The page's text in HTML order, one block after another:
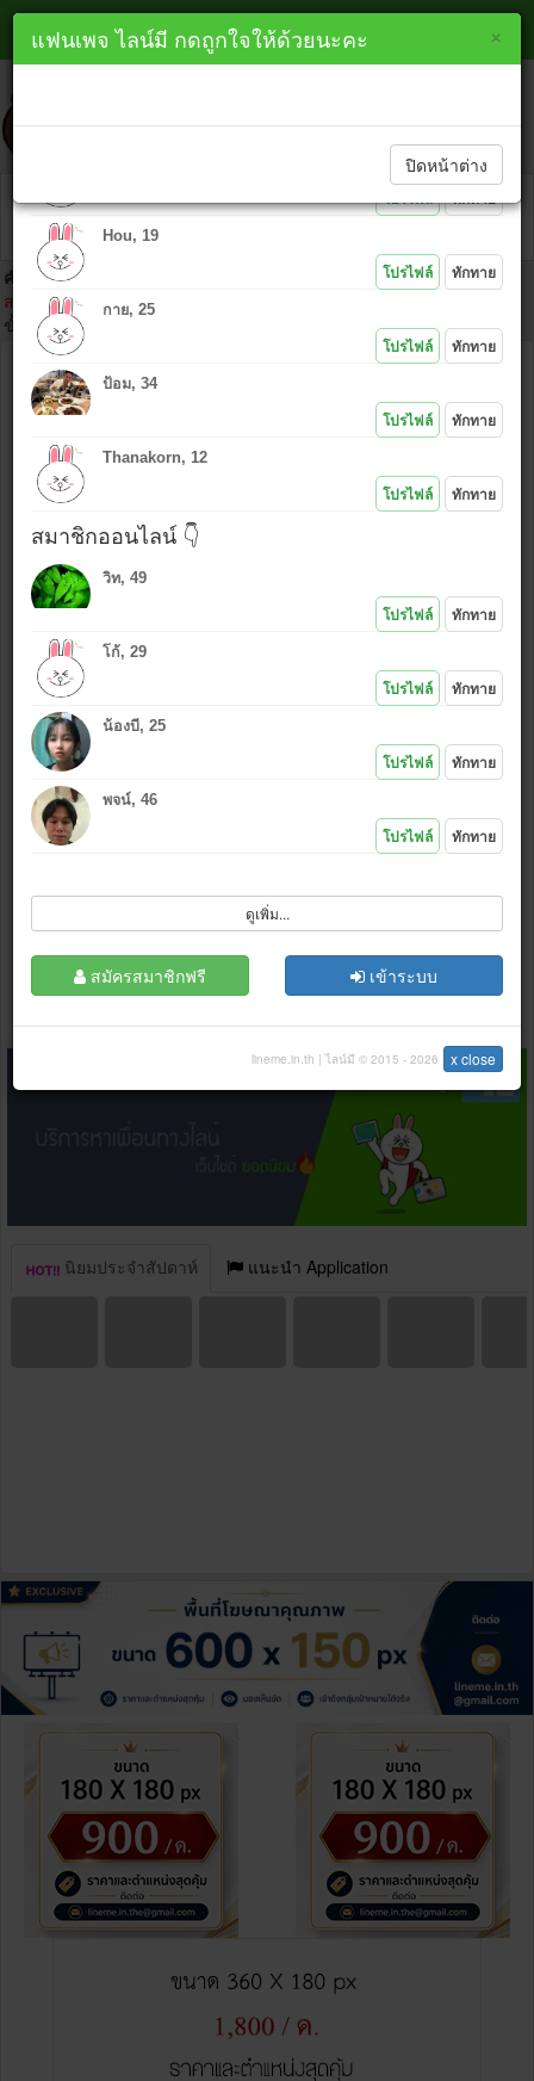
หาเพื่อนไลน์ พิจิตร line
คำเตือน : ห้ามนำไอดีคนอื่นมาโพสต์โดยเด็ดขาด เพราะ IP ที่ท่านโพสต์
สามารถตามตัวได้ และถ้าเกิดเรื่องมาต้องยอมรับในการกระทำของตัวเอง
ขั้นตอนคลิก
ชื่อ :
ไอดีไลน์ :
ข้อความ :
ใช้รูปเดียวกันกับที่โพสต์ล่าสุด
ใช้รูปใหม่ (เลือก
แนบรูป หรือ คลิกไอคอนอัพรูป
*.jpg , (.gif .bmp .png กว้างไม่เกิน 500 px)
ชอบ
ฉันไม่ใช่โปรแกรมอัตโนมัติ
นิยมประจำสัปดาห์ แนะนำ Application
×
lineme.in.th
ทักทายสมาชิกใหม่ 👇
โปรไฟล์ ทักทาย
Hou, 19
โปรไฟล์ ทักทาย
กาย, 25
โปรไฟล์ ทักทาย
ป้อม, 34
โปรไฟล์ ทักทาย
Thanakorn, 12
โปรไฟล์ ทักทาย
สมาชิกออนไลน์ 👇
วิท, 49
โปรไฟล์ ทักทาย
โก้, 29
โปรไฟล์ ทักทาย
น้องบี, 25
โปรไฟล์ ทักทาย
พจน์, 46
โปรไฟล์ ทักทาย
ดูเพิ่ม...
สมัครสมาชิกฟรี เข้าระบบ
lineme.in.th | ไลน์มี © 2015 - 2026 x close
×
แฟนเพจ ไลน์มี กดถูกใจให้ด้วยนะคะ
ปิดหน้าต่าง